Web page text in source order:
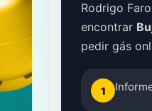
Rodrigo
encontrar
pedir gás
1